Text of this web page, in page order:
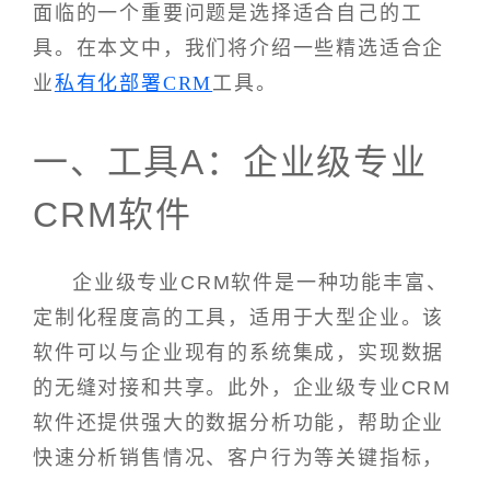
面临的一个重要问题是选择适合自己的工
具。在本文中，我们将介绍一些精选适合企
业私有化部署CRM 工具。
一、工具A：企业级专业
CRM软件
企业级专业CRM软件是一种功能丰富、
定制化程度高的工具，适用于大型企业。该
软件可以与企业现有的系统集成，实现数据
的无缝对接和共享。此外，企业级专业CRM
软件还提供强大的数据分析功能，帮助企业
快速分析销售情况、客户行为等关键指标，